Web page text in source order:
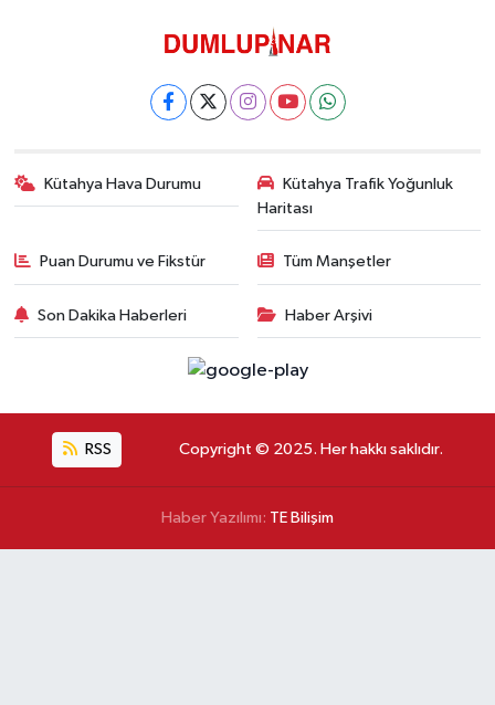
Kütahya Hava Durumu
Kütahya Trafik Yoğunluk
Haritası
Puan Durumu ve Fikstür Tüm Manşetler
Son Dakika Haberleri Haber Arşivi
RSS Copyright © 2025. Her hakkı saklıdır.
Haber Yazılımı: TE Bilişim